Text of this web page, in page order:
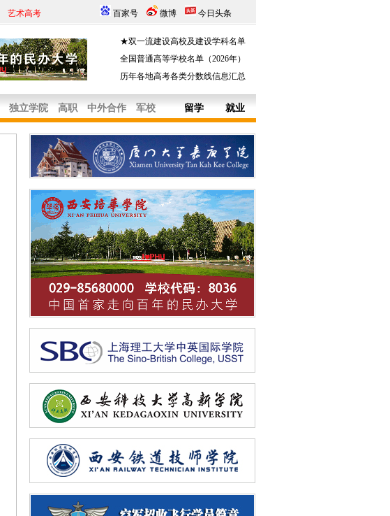
艺术高考 百家号 微博 今日头条
★双一流建设高校及建设学科名单
全国普通高等学校名单（2026年）
历年各地高考各类分数线信息汇总
独立学院 高职 中外合作 军校 留学 就业